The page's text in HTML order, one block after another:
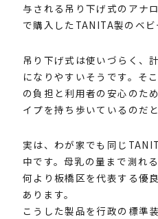
与される吊り下げ式のアナ
で購入したTANITA製のベビ
吊り下げ式は使いづらく、
になりやすいそうです。そ
の負担と利用者の安心のた
イプを持ち歩いているのだと
実は、わが家でも同じ
中です。母乳の量まで測れ
何より板橋区を代表する優
あります。
こうした製品を行政の標準